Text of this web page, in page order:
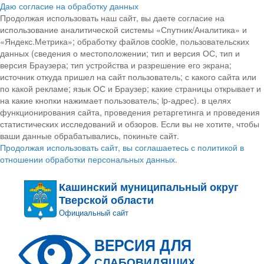
Даю согласие на обработку данных
Продолжая использовать наш сайт, вы даете согласие на
использование аналитической системы «Спутник/Аналитика» и
«Яндекс.Метрика»; обработку файлов cookie, пользовательских
данных (сведения о местоположении; тип и версия ОС, тип и
версия Браузера; тип устройства и разрешение его экрана;
источник откуда пришел на сайт пользователь; с какого сайта или
по какой рекламе; язык ОС и Браузер; какие страницы открывает и
на какие кнопки нажимает пользователь; ip-адрес). в целях
функционирования сайта, проведения ретаргетинга и проведения
статистических исследований и обзоров. Если вы не хотите, чтобы
ваши данные обрабатывались, покиньте сайт.
Продолжая использовать сайт, вы соглашаетесь с политикой в
отношении обработки персональных данных.